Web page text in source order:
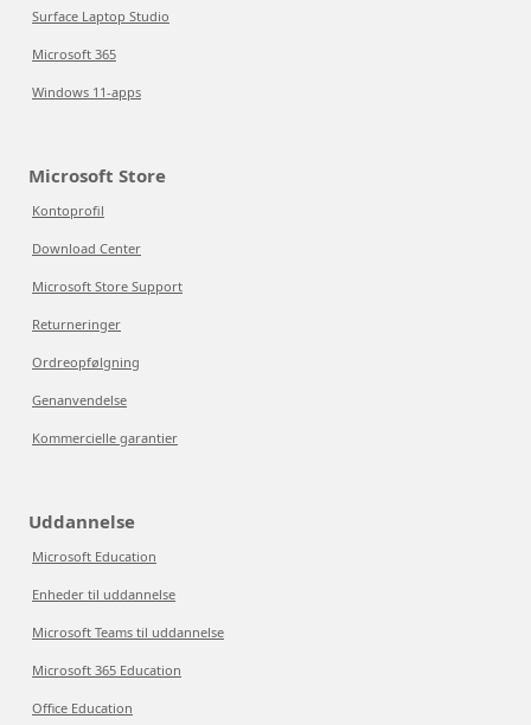
Surface Laptop Studio
Microsoft 365
Windows 11-apps
Microsoft Store
Kontoprofil
Download Center
Microsoft Store Support
Returneringer
Ordreopfølgning
Genanvendelse
Kommercielle garantier
Uddannelse
Microsoft Education
Enheder til uddannelse
Microsoft Teams til uddannelse
Microsoft 365 Education
Office Education